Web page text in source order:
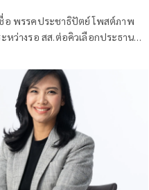
อ พรรคประชาธิปัตย์ โพสต์ภาพ
หว่างรอ สส.ต่อคิวเลือกประธาน